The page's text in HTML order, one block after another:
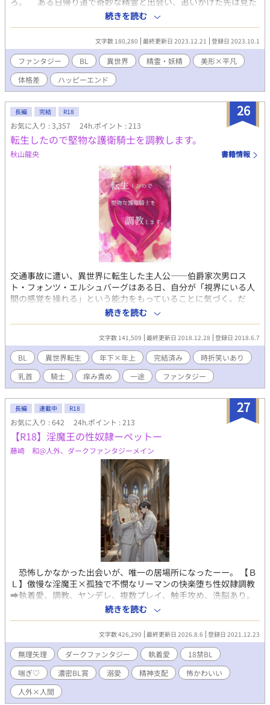
こともない場所。湊(ミナト)の前へ現れたのは黄金色にかがやく
瞳をした美しい男だった。ロマス帝国という古代ローマに似た巨
大な国が支配する世界で妖精に出会い、帝国の片鱗に触れてさら
にはドラゴンまで、サラリーマンだった湊の人生は激変し異なる
世界の動乱へ巻きこまれてゆく物語。 ※この物語に登場する人
物、名、団体、場所はすべてフィクションです。
続きを読む
文字数 180,280 最終更新日 2023.12.21 登録日 2023.10.1
ファンタジー BL 異世界 精霊・妖精
美形×平凡
体格差
ハッピーエンド
26
長編 完結 R18
お気に入り : 3,357 24h.ポイント : 213
転生したので堅物な護衛騎士を調教します。
秋山龍央 書籍情報
交通事故に遭い、異世界に転生した主人公――伯爵家次男ロス
ト・フォンツ・エルシュバーグはある日、自分が「視界にいる人
間の感覚を操れる」という能力をもっていることに気づく。だ
が、その能力は「痒み」や「快楽」を発生させるという、イマイ
チ使いどころのわからない能力だった！ しかしロストはある日、
ふと「この能力があれば、あの堅物な護衛騎士のあいつをこっそ
り調教できるんじゃ……！？」ということに気づき……！？ ■BL
ファンタジー（18禁） ■主人公攻×護衛騎士受
続きを読む
文字数 141,509 最終更新日 2018.12.28 登録日 2018.6.7
BL 異世界転生 年下×年上 完結済み
時折笑いあり
乳首
騎士 痒み責め 一途 ファンタジー
27
長編 連載中 R18
お気に入り : 642 24h.ポイント : 213
【R18】淫魔王の性奴隷ーペットー
藤崎 和@人外、ダークファンタジーメイン
恐怖しかなかった出会いが、唯一の居場所になったーー。 【Ｂ
Ｌ】傲慢な淫魔王×孤独で不憫なリーマンの快楽堕ち性奴隷調教
➡︎執着愛、調教、ヤンデレ、複数プレイ、触手攻め、洗脳あり。
１章 拉致、洗脳、契約 【淫魔王のペットは人間界に絶望しなが
ら堕ちていく。】 ２章 調教、思い出、複数プレイ 【彰、過去を
忘れて淫らに堕ちる。】 間話 自覚と思惑 ３章 執着、師弟、現
実、忠告 【ペットへの執着とその結末に、淫魔王は忠告を受け
る。】 ４章 拉致、調教、神々との対面、 【彰、三神の手に堕ち
る。】 ５章 戦闘、抵抗 【彰、三神の目的を知る。】 ６章 戦
闘、洗脳、支配、絶望 【ペットの真意を知った時、淫魔王は決断
する。】 ７章 服従への誓い 【淫魔王の性奴隷(ペット)は伴侶(パ
ートナー)となる。】 ８章 策略、拉致、新たな契約、代償 【中
続きを読む
文字数 426,290 最終更新日 2026.8.6 登録日 2021.12.23
無理矢理 ダークファンタジー 執着愛
18禁BL
喘ぎ♡
濃密BL賞 溺愛 精神支配
怖かわいい
人外×人間